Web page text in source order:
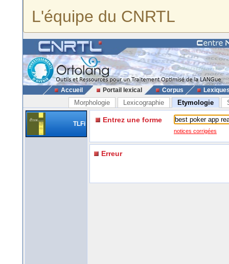
L'équipe du CNRTL
Accueil Portail lexical Corpus
Morphologie Lexicographie Etymologie
TLFi Entrez une forme
notices corrigées
Erreur